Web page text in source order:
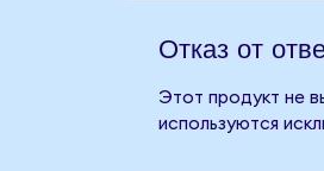
Отказ от
Этот продукт не
используются